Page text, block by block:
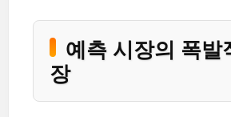
예측 시장의 폭발
장